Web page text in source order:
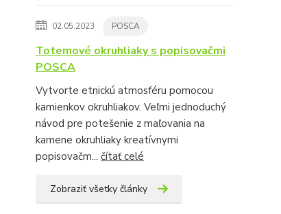
02.05.2023 POSCA
Totemové okruhliaky s popisovačmi
POSCA
Vytvorte etnickú atmosféru pomocou
kamienkov okruhliakov. Veľmi jednoduchý
návod pre potešenie z maľovania na
kamene okruhliaky kreatívnymi
popisovačm... čítať celé
Zobraziť všetky články